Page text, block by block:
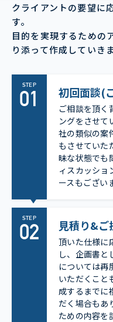
クライアントの要望に
す。
目的を実現するための
り添って作成していきま
STEP 初回面談(
ご相談を頂く
ングをさせて
社の類似の案
もさせていた
昧な状態でも
ィスカッショ
ースもござい
STEP 見積り&ご
頂いた仕様に
し、企画書と
については再
いただくこと
成するまでに
だく場合もあ
ための内容を